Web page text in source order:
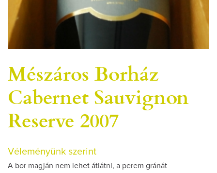
Mészáros Borház
Cabernet Sauvignon
Reserve 2007
Véleményünk szerint
A bor magján nem lehet átlátni, a perem gránát